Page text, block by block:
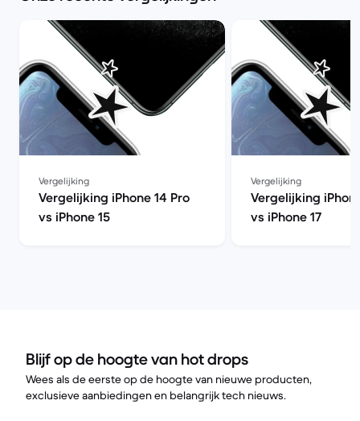
Vergelijking
Vergelijking iPhone 14 Pro
vs iPhone 15
Vergelijking
Vergelijking
vs iPhone 17
Blijf op de hoogte van hot drops
Wees als de eerste op de hoogte van nieuwe producten,
exclusieve aanbiedingen en belangrijk tech nieuws.